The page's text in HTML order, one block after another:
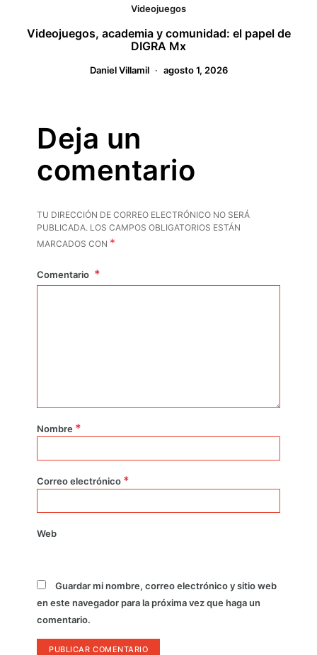
Videojuegos
Videojuegos, academia y comunidad: el papel de
DIGRA Mx
Daniel Villamil agosto 1, 2026
Deja un
comentario
TU DIRECCIÓN DE CORREO ELECTRÓNICO NO SERÁ
PUBLICADA. LOS CAMPOS OBLIGATORIOS ESTÁN
MARCADOS CON *
Comentario
Nombre *
Correo electrónico *
Web
Guardar mi nombre, correo electrónico y sitio web
en este navegador para la próxima vez que haga un
comentario.